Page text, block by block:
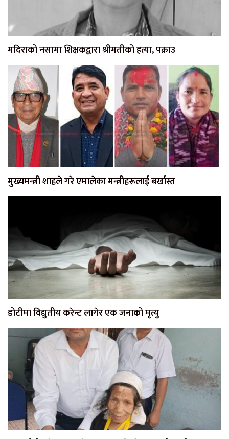
मदिराको नसामा शिक्षकद्वारा श्रीमतीको हत्या, पक्राउ
मुख्यमन्त्री शाहले गरे एमालेका मन्त्रीहरूलाई बर्खास्त
डोटीमा विद्युतीय करेन्ट लागेर एक जनाको मृत्यु